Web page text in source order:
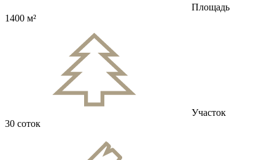
Площадь
1400 м²
Участок
30 соток